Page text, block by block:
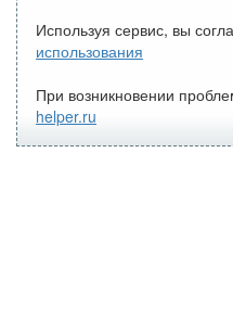
Используя сервис, вы
использования
При возникновении
helper.ru